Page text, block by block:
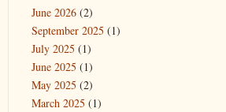
June 2026 (2)
September 2025 (1)
July 2025 (1)
June 2025 (1)
May 2025 (2)
March 2025 (1)